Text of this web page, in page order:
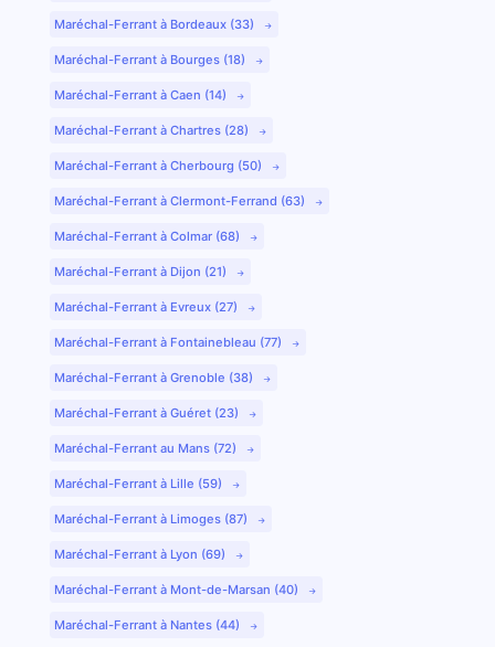
Maréchal-Ferrant à Bordeaux (33)
Maréchal-Ferrant à Bourges (18)
Maréchal-Ferrant à Caen (14)
Maréchal-Ferrant à Chartres (28)
Maréchal-Ferrant à Cherbourg (50)
Maréchal-Ferrant à Clermont-Ferrand (63)
Maréchal-Ferrant à Colmar (68)
Maréchal-Ferrant à Dijon (21)
Maréchal-Ferrant à Evreux (27)
Maréchal-Ferrant à Fontainebleau (77)
Maréchal-Ferrant à Grenoble (38)
Maréchal-Ferrant à Guéret (23)
Maréchal-Ferrant au Mans (72)
Maréchal-Ferrant à Lille (59)
Maréchal-Ferrant à Limoges (87)
Maréchal-Ferrant à Lyon (69)
Maréchal-Ferrant à Mont-de-Marsan (40)
Maréchal-Ferrant à Nantes (44)